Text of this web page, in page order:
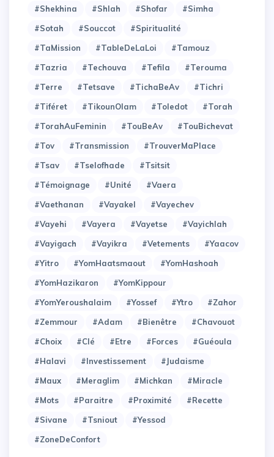
#Shekhina
#Shlah #Shofar
#Simha
#Sotah
#Souccot
#Spiritualité
#TaMission
#TableDeLaLoi
#Tamouz
#Tazria
#Techouva #Tefila
#Terouma
#Terre
#Tetsave #TichaBeAv
#Tichri
#Tiféret
#TikounOlam #Toledot
#Torah
#TorahAuFeminin
#TouBeAv
#TouBichevat
#Tov
#Transmission
#TrouverMaPlace
#Tsav
#Tselofhade
#Tsitsit
#Témoignage
#Unité
#Vaera
#Vaethanan
#Vayakel
#Vayechev
#Vayehi
#Vayera #Vayetse
#Vayichlah
#Vayigach
#Vayikra #Vetements
#Yaacov
#Yitro
#YomHaatsmaout
#YomHashoah
#YomHazikaron
#YomKippour
#YomYeroushalaim
#Yossef #Ytro
#Zahor
#Zemmour
#adam #bienêtre
#chavouot
#choix
#clé #etre #forces
#guéoula
#halavi
#investissement
#judaisme
#maux
#meraglim #michkan
#miracle
#mots
#paraitre #proximité
#recette
#sivane
#tsniout
#yessod
#zoneDeConfort